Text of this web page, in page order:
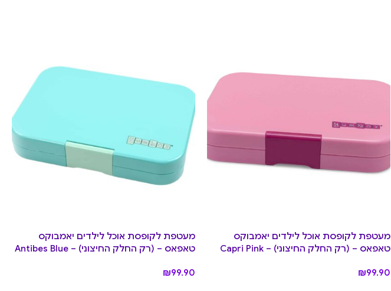
מעטפת לקופסת אוכל לילדים יאמבוקס
טאפאס – (רק החלק החיצוני) – Capri Pink
₪99.90
מעטפת לקופסת אוכל לילדים יאמבוקס
טאפאס – (רק החלק החיצוני) – Antibes Blue
₪99.90